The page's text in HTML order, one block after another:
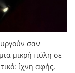
σαν
μικρή πύλη σε
ίχνη αφής,